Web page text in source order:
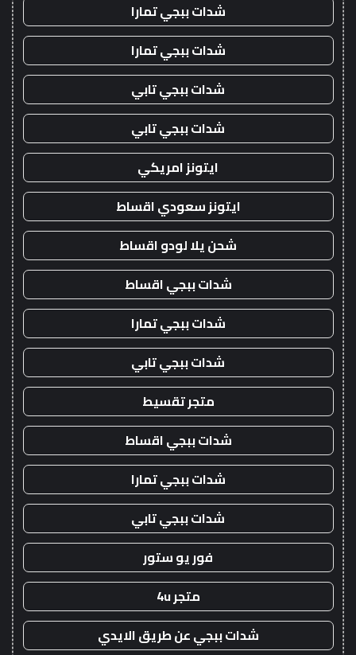
شدات ببجي تمارا
شدات ببجي تمارا
شدات ببجي تابي
شدات ببجي تابي
ايتونز امريكي
ايتونز سعودي اقساط
شحن يلا لودو اقساط
شدات ببجي اقساط
شدات ببجي تمارا
شدات ببجي تابي
متجر تقسيط
شدات ببجي اقساط
شدات ببجي تمارا
شدات ببجي تابي
فور يو ستور
متجر 4u
شدات ببجي عن طريق الايدي